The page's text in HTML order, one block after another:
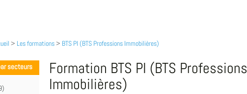
> Les formations > BTS PI (BTS Professions Immobilières)
secteurs
Formation BTS PI (BTS Professions
Immobilières)